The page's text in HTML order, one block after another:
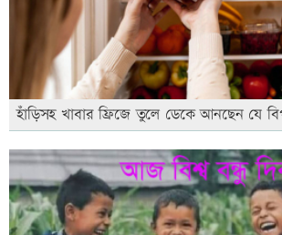
হাঁড়িসহ খাবার ফ্রিজে তুলে ডেকে আনছেন যে